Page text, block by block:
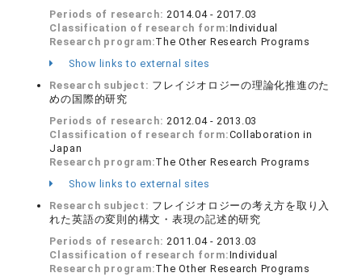
Periods of research:2014.04 - 2017.03
Classification of research form:Individual
Research program:The Other Research Programs
Show links to external sites
Research subject: フレイジオロジーの理論化推進のた
めの国際的研究
Periods of research:2012.04 - 2013.03
Classification of research form:Collaboration in
Japan
Research program:The Other Research Programs
Show links to external sites
Research subject: フレイジオロジーの考え方を取り入
れた英語の変則的構文・表現の記述的研究
Periods of research:2011.04 - 2013.03
Classification of research form:Individual
Research program:The Other Research Programs